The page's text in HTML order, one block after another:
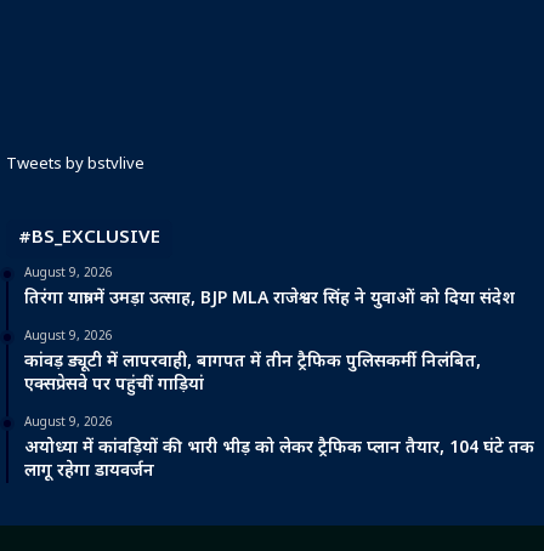
Tweets by bstvlive
#BS_EXCLUSIVE
August 9, 2026
तिरंगा यात्रा में उमड़ा उत्साह, BJP MLA राजेश्वर सिंह ने युवाओं को दिया संदेश
August 9, 2026
कांवड़ ड्यूटी में लापरवाही, बागपत में तीन ट्रैफिक पुलिसकर्मी निलंबित,
एक्सप्रेसवे पर पहुंचीं गाड़ियां
August 9, 2026
अयोध्या में कांवड़ियों की भारी भीड़ को लेकर ट्रैफिक प्लान तैयार, 104 घंटे तक
लागू रहेगा डायवर्जन